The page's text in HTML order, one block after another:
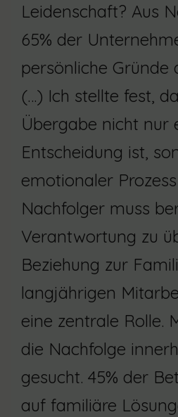
Leidenschaft? Aus
65% der
persönliche Gründe
(…) Ich stellte fest,
Übergabe nicht nur
Entscheidung ist,
emotionaler
Nachfolger muss
Verantwortung zu
Beziehung zur
langjährigen
eine zentrale Rolle.
die Nachfolge
gesucht. 45% der
auf familiäre